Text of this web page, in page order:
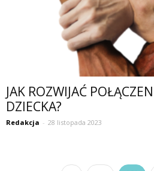
JAK ROZWIJAĆ
DZIECKA?
Redakcja - 28 listopada 2023